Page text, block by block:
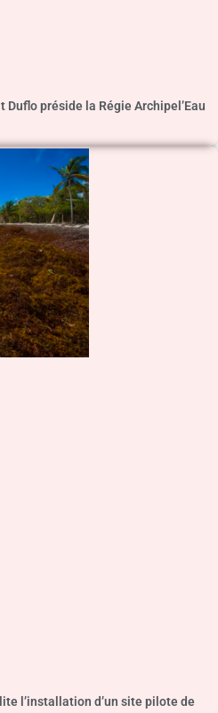
préside la Régie Archipel’Eau
l’installation d’un site pilote de